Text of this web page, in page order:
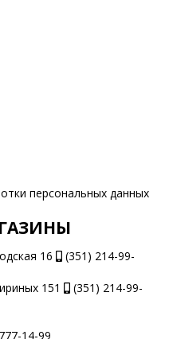
персональных данных
16
(351) 214-99-
151
(351) 214-99-
14-99